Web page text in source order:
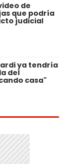
de
que podría
judicial
ya tendría
del
casa"